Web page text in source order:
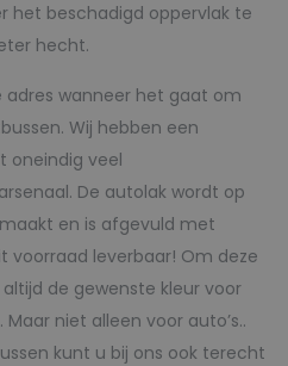
het beschadigd oppervlak te
hecht.
adres wanneer het gaat om
Wij hebben een
oneindig veel
De autolak wordt op
en is afgevuld met
voorraad leverbaar! Om deze
de gewenste kleur voor
niet alleen voor auto’s..
kunt u bij ons ook terecht